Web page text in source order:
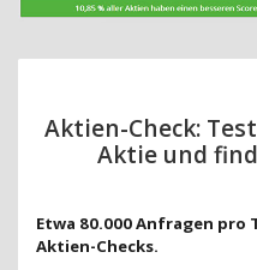
Aktien-Check:
Aktie und
Etwa 80.000 Anfragen pro
Aktien-Checks.